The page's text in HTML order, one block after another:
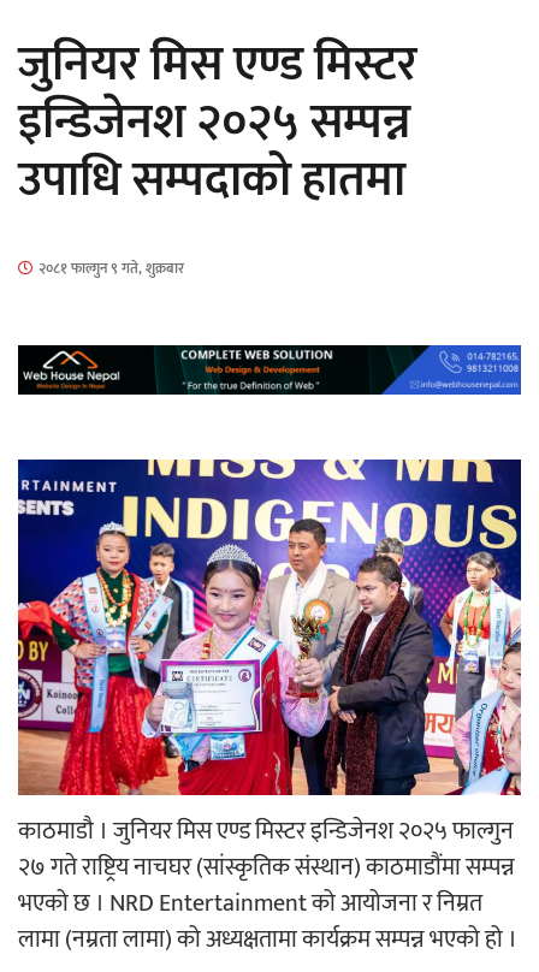
माताकाे नाममा गलत गतिविधि गर्ने थापा प्रहरी
नेपालगञ्जमा पर्खाल भत्किँदा दुई मजदुरको मृत्यु
‘ईयुमा डट कम’ले बुधबारदेखि आफ्नो
औपचारिक सेवा सञ्चालनमा
हलमा छैन ‘गौँथली’को टिकट
‘आइतबारको अफिस’ को परिचर्चा सम्पन्न
जुनियर मिस एण्ड मिस्टर
इन्डिजेनश २०२५ सम्पन्न
उपाधि सम्पदाको हातमा
२०८१ फाल्गुन ९ गते, शुक्रबार
काठमाडौ । जुनियर मिस एण्ड मिस्टर इन्डिजेनश २०२५ फाल्गुन
२७ गते राष्ट्रिय नाचघर (सांस्कृतिक संस्थान) काठमाडौंमा सम्पन्न
भएको छ । NRD Entertainment को आयोजना र निम्रत
लामा (नम्रता लामा) को अध्यक्षतामा कार्यक्रम सम्पन्न भएको हो ।